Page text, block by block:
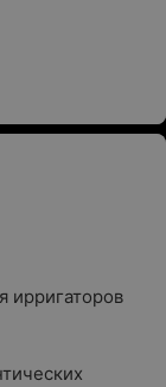
ирригаторов